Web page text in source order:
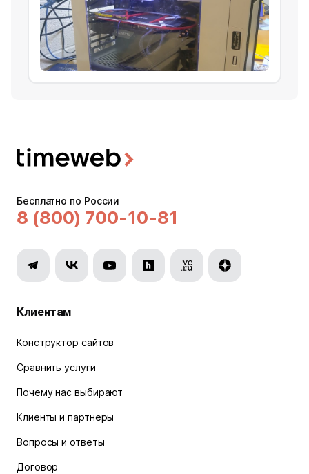
Бесплатно по России
8 (800) 700-10-81
Клиентам
Конструктор сайтов
Сравнить услуги
Почему нас выбирают
Клиенты и партнеры
Вопросы и ответы
Договор